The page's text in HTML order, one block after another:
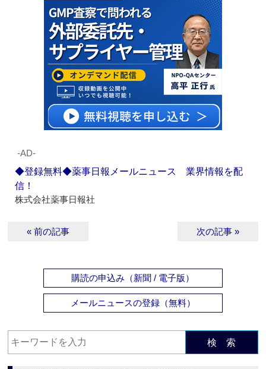
‐AD‐
◆登録無料◆薬事日報メールニュース 業界情報を配
信！
株式会社薬事日報社
« 前の記事 次の記事 »
購読の申込み（新聞 / 電子版）
メールニュースの登録（無料）
検 索